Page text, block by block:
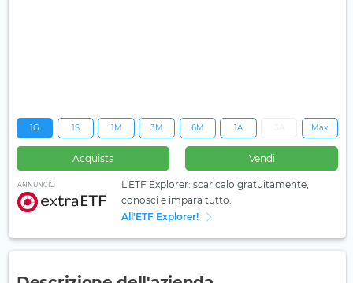
1G 1S 1M 3M 6M 1A Max
Acquista Vendi
ANNUNCIO
L'ETF Explorer: scaricalo gratuitamente,
conosci e impara tutto.
All'ETF Explorer!